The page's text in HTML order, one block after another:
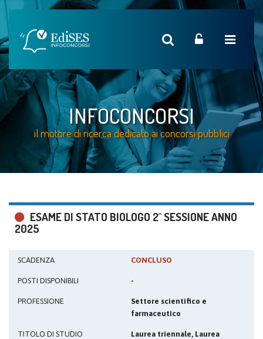
INFOCONCORSI
il motore di ricerca dedicato ai concorsi pubblici
ESAME DI STATO BIOLOGO 2^ SESSIONE ANNO
2025
SCADENZA CONCLUSO
POSTI DISPONIBILI -
PROFESSIONE
Settore scientifico e
farmaceutico
TITOLO DI STUDIO
Laurea triennale, Laurea